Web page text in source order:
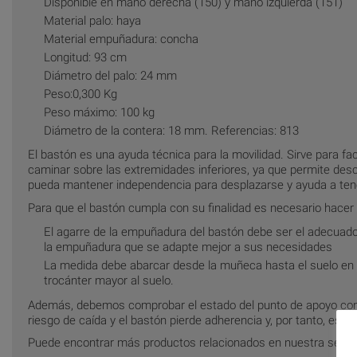
Material palo: haya
Material empuñadura: concha
Longitud: 93 cm
Diámetro del palo: 24 mm
Peso:0,300 Kg
Peso máximo: 100 kg
Diámetro de la contera: 18 mm. Referencias: 813
El bastón es una ayuda técnica para la movilidad. Sirve para
caminar sobre las extremidades inferiores, ya que permite
pueda mantener independencia para desplazarse y ayuda a
Para que el bastón cumpla con su finalidad es necesario
El agarre de la empuñadura del bastón debe ser el
la empuñadura que se adapte mejor a sus necesidades
La medida debe abarcar desde la muñeca hasta el suelo
trocánter mayor al suelo.
Además, debemos comprobar el estado del punto de apoyo
riesgo de caída y el bastón pierde adherencia y, por tanto,
Puede encontrar más productos relacionados en nuestra